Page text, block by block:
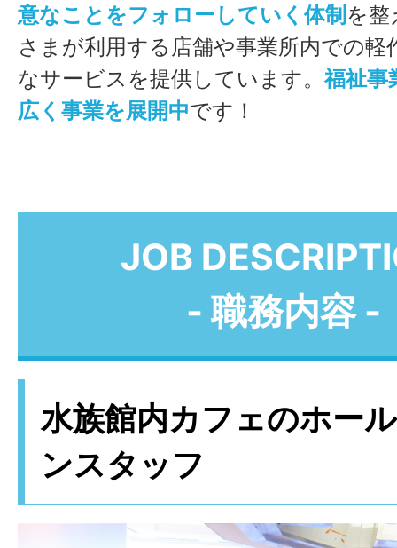
意なことをフォローしていく体制 を整
さまが利用する店舗や事業所内での軽
なサービスを提供しています。福祉事
広く事業を展開中です！
JOB
- 職務内容 -
水族館内カフェのホー
ンスタッフ